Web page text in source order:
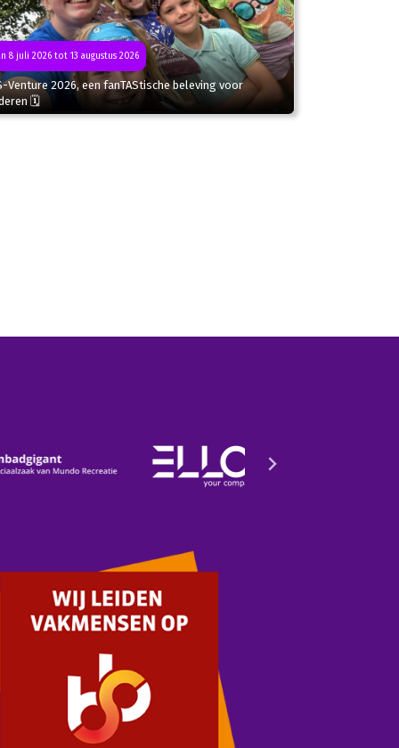
8 juli 2026 tot 13 augustus 2026
Venture 2026, een fanTAStische beleving voor
🗓